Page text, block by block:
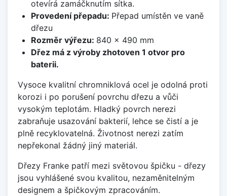
otevírá zamáčknutím sítka.
Provedení přepadu: Přepad umístěn ve vaně
dřezu
Rozměr výřezu: 840 x 490 mm
Dřez má z výroby zhotoven 1 otvor pro
baterii.
Vysoce kvalitní chromniklová ocel je odolná proti
korozi i po porušení povrchu dřezu a vůči
vysokým teplotám. Hladký povrch nerezi
zabraňuje usazování bakterií, lehce se čistí a je
plně recyklovatelná. Životnost nerezi zatím
nepřekonal žádný jiný materiál.
Dřezy Franke patří mezi světovou špičku - dřezy
jsou vyhlášené svou kvalitou, nezaměnitelným
designem a špičkovým zpracováním.